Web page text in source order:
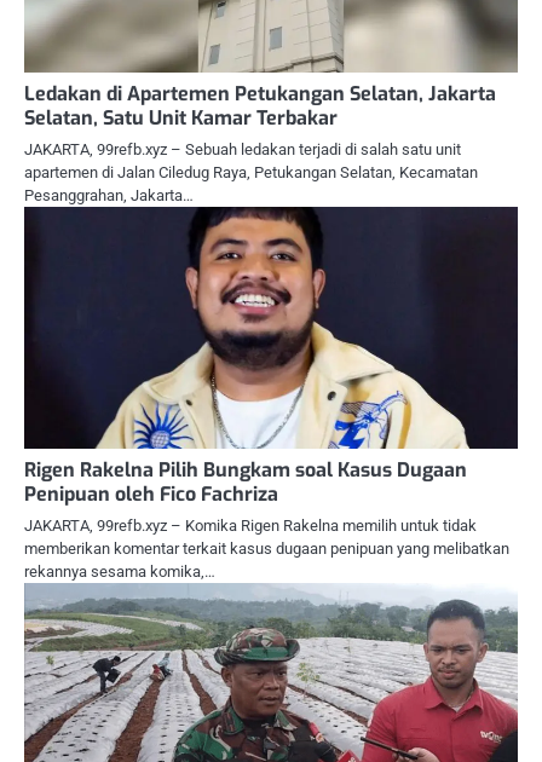
Ledakan di Apartemen Petukangan Selatan, Jakarta
Selatan, Satu Unit Kamar Terbakar
JAKARTA, 99refb.xyz – Sebuah ledakan terjadi di salah satu unit
apartemen di Jalan Ciledug Raya, Petukangan Selatan, Kecamatan
Pesanggrahan, Jakarta…
Rigen Rakelna Pilih Bungkam soal Kasus Dugaan
Penipuan oleh Fico Fachriza
JAKARTA, 99refb.xyz – Komika Rigen Rakelna memilih untuk tidak
memberikan komentar terkait kasus dugaan penipuan yang melibatkan
rekannya sesama komika,…